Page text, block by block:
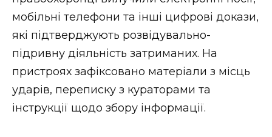
мобільні телефони та інші цифрові докази,
які підтверджують розвідувально-
підривну діяльність затриманих. На
пристроях зафіксовано матеріали з місць
ударів, переписку з кураторами та
інструкції щодо збору інформації.